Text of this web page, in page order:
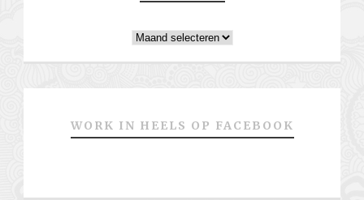
Archieven
WORK IN HEELS OP FACEBOOK